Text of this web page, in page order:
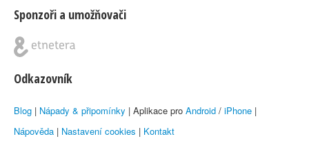
Sponzoři a umožňovači
Odkazovník
Blog | Nápady & připomínky | Aplikace pro Android / iPhone |
Nápověda | Nastavení cookies | Kontakt